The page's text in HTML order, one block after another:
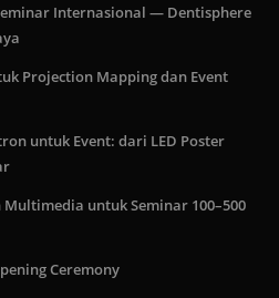
Internasional — Dentisphere
Projection Mapping dan Event
untuk Event: dari LED Poster
untuk Seminar 100–500
Ceremony